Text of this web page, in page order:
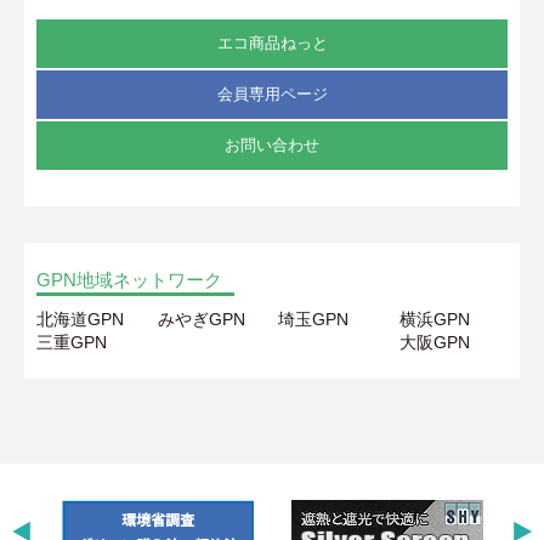
エコ商品ねっと
会員専用ページ
お問い合わせ
GPN地域ネットワーク
北海道GPN みやぎGPN 埼玉GPN
横浜GPN
三重GPN
大阪GPN